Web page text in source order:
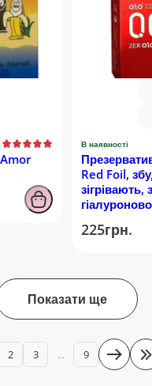
В наявності
Red Foil,
зігрівають, з
225грн.
Показати ще
2 3 ... 9